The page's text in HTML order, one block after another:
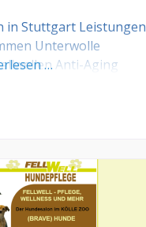
in Stuttgart Leistungen
Unterwolle
Anti-Aging
…